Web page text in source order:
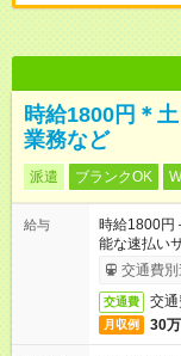
時給1800円＊
業務など
派遣 ブランクOK
給与
時給1800
能な速払い
交通費別
交通費 交通
月収例 30